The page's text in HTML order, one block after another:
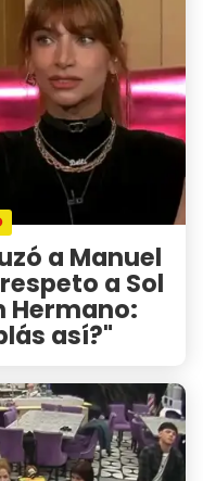
a Manuel
a Sol
Hermano:
así?"